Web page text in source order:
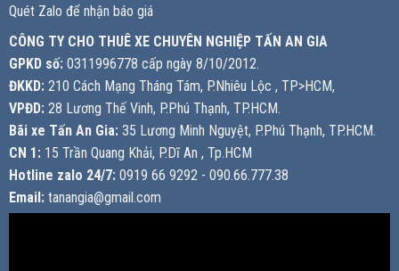
Quét Zalo để nhận báo giá
CÔNG TY CHO THUÊ XE CHUYÊN NGHIỆP TẤN AN GIA
GPKD số: 0311996778 cấp ngày 8/10/2012.
ĐKKD: 210 Cách Mạng Tháng Tám, P.Nhiêu Lộc , TP>HCM,
VPĐD: 28 Lương Thế Vinh, P.Phú Thạnh, TP.HCM.
Bãi xe Tấn An Gia: 35 Lương Minh Nguyệt, P.Phú Thạnh, TP.HCM.
CN 1: 15 Trần Quang Khải, P.Dĩ An , Tp.HCM
Hotline zalo 24/7: 0919 66 9292 - 090.66.777.38
Email: tanangia@gmail.com